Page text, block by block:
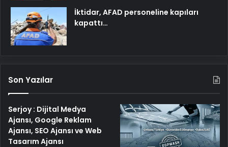
İktidar, AFAD personeline kapıları
kapattı…
Son Yazılar
Serjoy : Dijital Medya
Ajansı, Google Reklam
Ajansı, SEO Ajansı ve Web
Tasarım Ajansı